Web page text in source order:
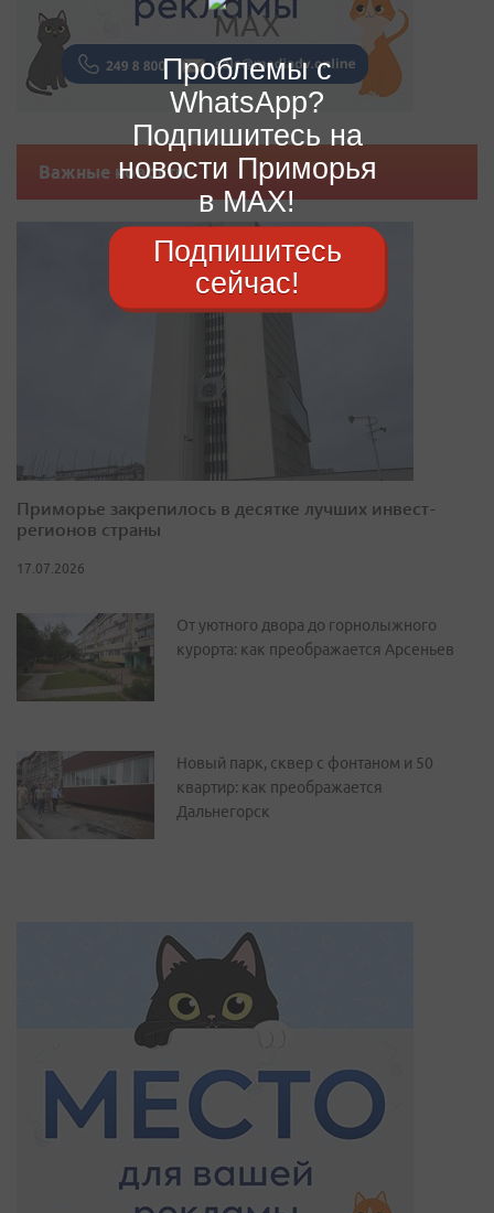
Важные новости
Приморье закрепилось в десятке лучших инвест-
регионов страны
17.07.2026
От уютного двора до горнолыжного
курорта: как преображается Арсеньев
Новый парк, сквер с фонтаном и 50
квартир: как преображается
Дальнегорск
Проблемы с
WhatsApp?
Подпишитесь на
новости Приморья
в MAX!
Подпишитесь
сейчас!